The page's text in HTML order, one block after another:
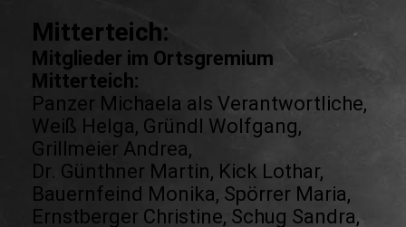
Mitterteich:
Mitglieder im Ortsgremium
Mitterteich:
Panzer Michaela als Verantwortliche,
Weiß Helga, Gründl Wolfgang,
Grillmeier Andrea,
Dr. Günthner Martin, Kick Lothar,
Bauernfeind Monika, Spörrer Maria,
Ernstberger Christine, Schug Sandra,